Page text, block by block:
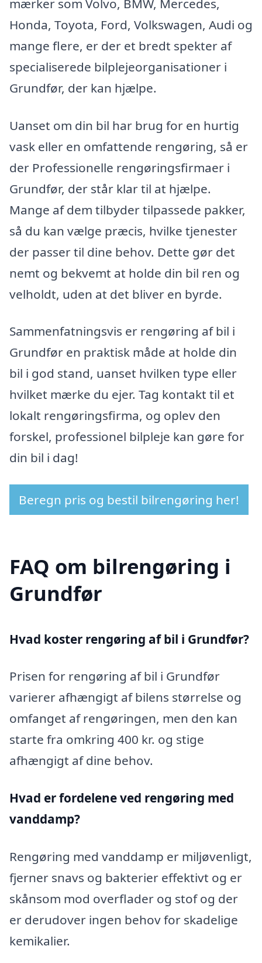
mærker som Volvo, BMW, Mercedes,
Honda, Toyota, Ford, Volkswagen, Audi og
mange flere, er der et bredt spekter af
specialiserede bilplejeorganisationer i
Grundfør, der kan hjælpe.
Uanset om din bil har brug for en hurtig
vask eller en omfattende rengøring, så er
der Professionelle rengøringsfirmaer i
Grundfør, der står klar til at hjælpe.
Mange af dem tilbyder tilpassede pakker,
så du kan vælge præcis, hvilke tjenester
der passer til dine behov. Dette gør det
nemt og bekvemt at holde din bil ren og
velholdt, uden at det bliver en byrde.
Sammenfatningsvis er rengøring af bil i
Grundfør en praktisk måde at holde din
bil i god stand, uanset hvilken type eller
hvilket mærke du ejer. Tag kontakt til et
lokalt rengøringsfirma, og oplev den
forskel, professionel bilpleje kan gøre for
din bil i dag!
Beregn pris og bestil bilrengøring her!
FAQ om bilrengøring i
Grundfør
Hvad koster rengøring af bil i Grundfør?
Prisen for rengøring af bil i Grundfør
varierer afhængigt af bilens størrelse og
omfanget af rengøringen, men den kan
starte fra omkring 400 kr. og stige
afhængigt af dine behov.
Hvad er fordelene ved rengøring med
vanddamp?
Rengøring med vanddamp er miljøvenligt,
fjerner snavs og bakterier effektivt og er
skånsom mod overflader og stof og der
er derudover ingen behov for skadelige
kemikalier.